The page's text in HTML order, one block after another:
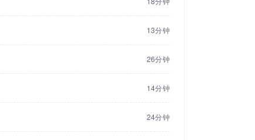
13分钟
26分钟
14分钟
24分钟